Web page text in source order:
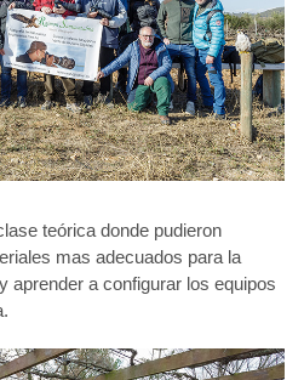
teórica donde pudieron
mas adecuados para la
aprender a configurar los equipos